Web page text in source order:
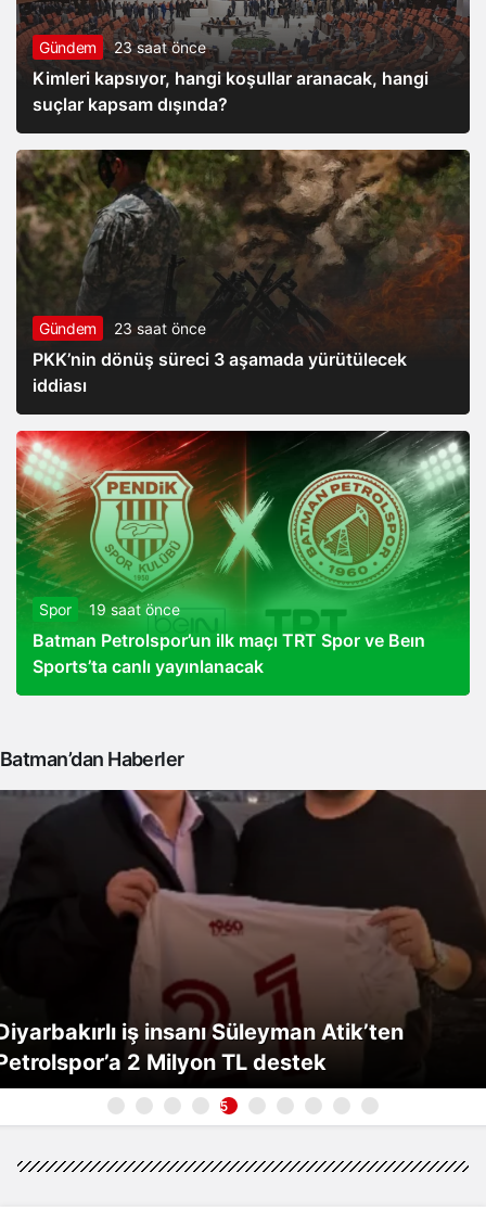
Gündem 23 saat önce
Kimleri kapsıyor, hangi koşullar aranacak, hangi
suçlar kapsam dışında?
Gündem 23 saat önce
PKK’nin dönüş süreci 3 aşamada yürütülecek
iddiası
Spor 19 saat önce
Batman Petrolspor’un ilk maçı TRT Spor ve Beın
Sports’ta canlı yayınlanacak
Batman’dan Haberler
iş insanı Süleyman Atik’ten
2 Milyon TL destek
5